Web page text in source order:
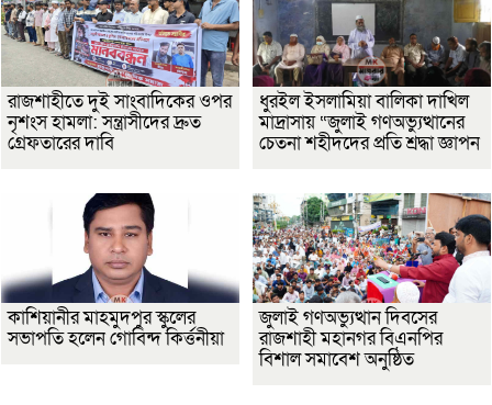
রাজশাহীতে দুই সাংবাদিকের ওপর
নৃশংস হামলা: সন্ত্রাসীদের দ্রুত
গ্রেফতারের দাবি
ধুরইল ইসলামিয়া বালিকা দাখিল
মাদ্রাসায় “জুলাই গণঅভ্যুত্থানের
চেতনা শহীদদের প্রতি শ্রদ্ধা জ্ঞাপন
কাশিয়ানীর মাহমুদপুর স্কুলের
সভাপতি হলেন গোবিন্দ কির্ত্তনীয়া
জুলাই গণঅভ্যুত্থান দিবসের
রাজশাহী মহানগর বিএনপির
বিশাল সমাবেশ অনুষ্ঠিত